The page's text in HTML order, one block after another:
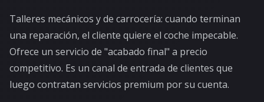
Talleres mecánicos y de carrocería: cuando terminan
una reparación, el cliente quiere el coche impecable.
Ofrece un servicio de "acabado final" a precio
competitivo. Es un canal de entrada de clientes que
luego contratan servicios premium por su cuenta.